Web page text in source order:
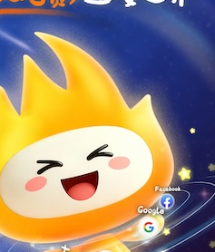
支持
反对 [0]
支持[0] 反对[0]